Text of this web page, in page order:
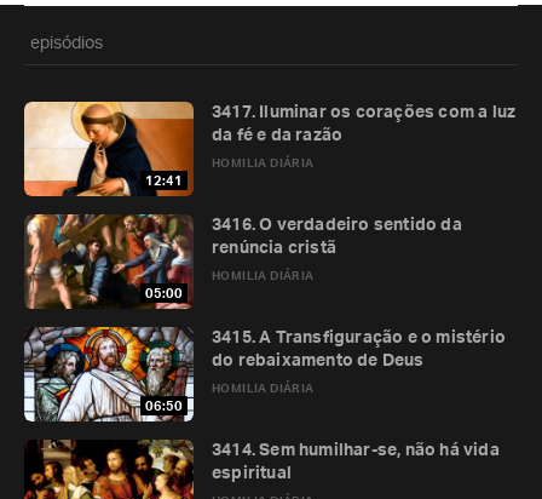
episódios
12:41
HOMILIA DIÁRIA
3417. Iluminar os corações com a luz
da fé e da razão
05:00
HOMILIA DIÁRIA
3416. O verdadeiro sentido da
renúncia cristã
06:50
HOMILIA DIÁRIA
3415. A Transfiguração e o mistério
do rebaixamento de Deus
3414. Sem humilhar-se, não há vida
espiritual